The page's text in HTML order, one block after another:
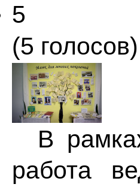
5
(5 голосов)
В
работа